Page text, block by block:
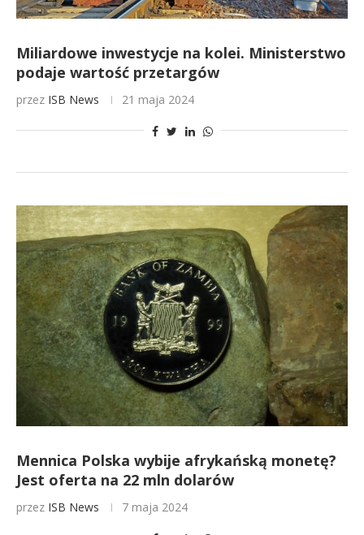
Miliardowe inwestycje na kolei. Ministerstwo
podaje wartość przetargów
przez ISB News 21 maja 2024
Mennica Polska wybije afrykańską monetę?
Jest oferta na 22 mln dolarów
przez ISB News 7 maja 2024